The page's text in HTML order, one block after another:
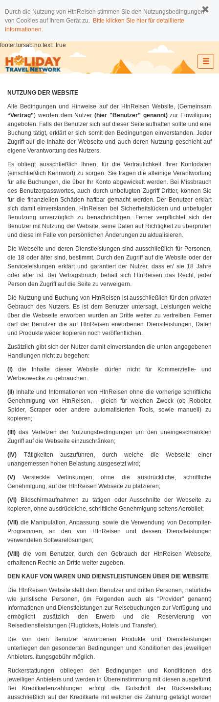
Durch die Nutzung von HtnReisen stimmen Sie den Nutzungsbedingungen
von Cookies auf Ihrem Gerät zu. Bitte klicken Sie hier für detaillierte
Informationen.
footer.tursab.no.text: true
NUTZUNG DER WEBSITE
Alle Bedingungen und Hinweise auf der HtnReisen Website, (Gemeinsam
“Vertrag”) werden dem Nutzer (hier "Benutzer” genannt)zur Einwiligung
angeboten. Falls der Benutzer sich auf dieser Seite aufhalten sollte und eine
Buchung tätigt, erklärt er sich somit den Bedingungen einverstanden. Jeder
Zugriff auf die Inhalte der Webseite und auch deren Nutzung geschieht auf
eigene Verantwortung des Nutzers.
Es obliegt ausschließlich Ihnen, für die Vertraulichkeit Ihrer Kontodaten
(einschließlich Kennwort) zu sorgen. Sie tragen die alleinige Verantwortung
für alle Buchungen, die über Ihr Konto abgewickelt werden. Bei Missbrauch
des Benutzerpasswortes, auch durch unbefugten Zugriff Dritter, können Sie
für die finanziellen Schäden haftbar gemacht werden. Der Benutzer erklärt
sich damit einverstanden, HtnReisen bei Sicherheitslücken und unbefugter
Benutzung unverzüglich zu benachrichtigen. Ferner verpflichtet sich der
Benutzer mit Nutzung der Website, seine Daten auf Richtigkeit zu überprüfen
und diese im Falle von persönlichen Änderungen zu aktualisieren.
Die Webseite und deren Dienstleistungen sind ausschließlich für Personen,
die 18 oder älter sind, bestimmt. Durch den Zugriff auf die Website oder der
Serviceleistungen erklärt und garantiert der Nutzer, dass er/ sie 18 Jahre
oder älter ist. Bei Vertragsbruch, behält sich HtnReisen das Recht, jeder
Person den Zugriff auf die Seite zu verweigern.
Die Nutzung und Buchung von HtnReisen ist ausschließlich für den privaten
Gebrauch des Nutzers. Es ist dem Benutzer untersagt, Leistungen welche
über die Webseite erworben wurden an Dritte weiter zu vertreiben. Ferner
darf der Benutzer die auf HtnReisen erworbenen Dienstleistungen, Daten
und Produkte weder kopieren noch veröffentlichen.
Zusätzlich gibt sich der Nutzer damit einverstanden die unten angegebenen
Handlungen nicht zu begehen:
(I) die Inhalte dieser Website dürfen nicht für Kommerzielle- und
Werbezwecke zu gebrauchen.
(II ) Inhalte und Informationen von HtnReisen ohne die vorherige schriftliche
Genehmigung von HtnReisen, - gleich für welchen Zweck (ob Roboter,
Spider, Scraper oder andere automatisierten Tools, sowie manuell) zu
kopieren;
(III) das Verletzen der Nutzungsbedingungen um den uneingeschränkten
Zugriff auf die Webseite einzuschränken;
(IV) Tätigkeiten auszuführen, durch welche die Webseite einer
unangemessen hohen Belastung ausgesetzt wird;
(V) Versteckte Verlinkungen, ohne die ausdrückliche, schriftliche
Genehmigung, auf der HtnReisen Webseite zu platzieren;
(VI) Bildschirmaufnahmen zu tätigen oder Ausschnitte der Webseite zu
kopieren, ohne ausdrückliche, schriftliche Genehmigung seitens Aerobilet;
(VII) die Manipulation, Anpassung, sowie die Verwendung von Decompiler-
Programmen, an den von HtnReisen und dessen Dienstleistungen
verwendeten Softwarelösungen;
(VIII) die vom Benutzer, durch den Gebrauch der HtnReisen Webseite,
erhaltenen Rechte an Dritte weiter zugeben.
DEN KAUF VON WAREN UND DIENSTLEISTUNGEN ÜBER DIE WEBSITE
Die HtnReisen Website stellt dem Benutzer und dritten Personen, natürliche
wie juristische Personen, (im Folgenden auch als "Provider" genannt)
Informationen und Dienstleistungen zur Reisebuchungen zur Verfügung und
ermöglicht zusätzlich den Erwerb und die Reservierung von
Reisedienstleistungen (Flugtickets, Hotels und Transfer).
Die von dem Benutzer erworbenen Produkte und Dienstleistungen
unterliegen den gesonderten Bedingungen und Konditionen des jeweiligen
Anbieters. itungsgebühr möglich.
Rückerstattungen obliegen den Bedingungen und Konditionen des
jeweiligen Anbieters und werden in Übereinstimmung mit diesen ausgeführt.
Bei Kreditkartenzahlungen erfolgt die Gutschrift der Rückerstattung
ausschließlich auf der Kreditkarte mit welcher die Zahlung getätigt worden